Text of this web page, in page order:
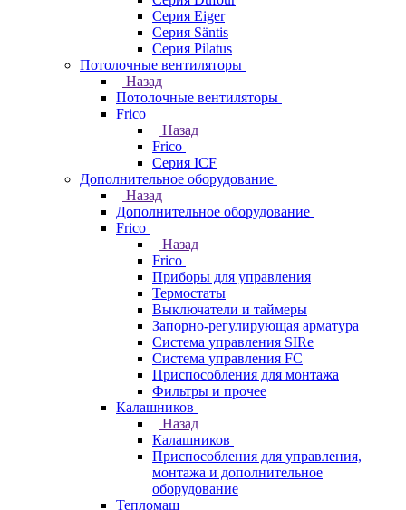
Серия Eiger
Серия Säntis
Серия Pilatus
Потолочные вентиляторы
Назад
Потолочные вентиляторы
Frico
Назад
Frico
Серия ICF
Дополнительное оборудование
Назад
Дополнительное оборудование
Frico
Назад
Frico
Приборы для управления
Термостаты
Выключатели и таймеры
Запорно-регулирующая арматура
Система управления SIRe
Система управления FC
Приспособления для монтажа
Фильтры и прочее
Калашников
Назад
Калашников
Приспособления для управления,
монтажа и дополнительное
оборудование
Тепломаш